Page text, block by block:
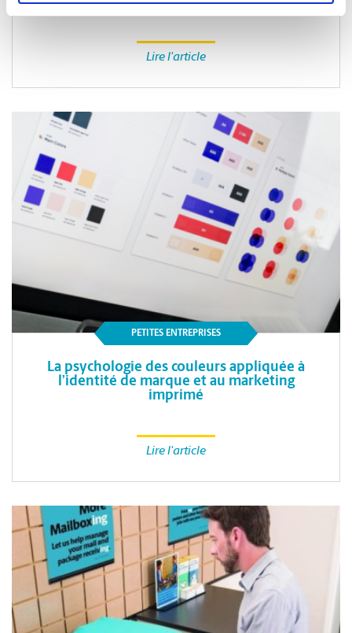
Lire l'article
PETITES ENTREPRISES
La psychologie des couleurs appliquée à
l’identité de marque et au marketing
imprimé
Lire l'article